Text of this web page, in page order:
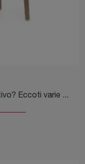
Vuoi ammobiliare l'ambiente lavorativo? Eccoti varie proposte di scrivanie operative in legno, come il modello Sanat di Bizzotto.